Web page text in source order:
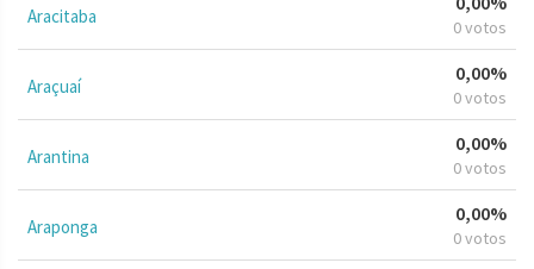
Aracitaba 0 votos
Araçuaí
0,00%
0 votos
Arantina
0,00%
0 votos
Araponga
0,00%
0 votos